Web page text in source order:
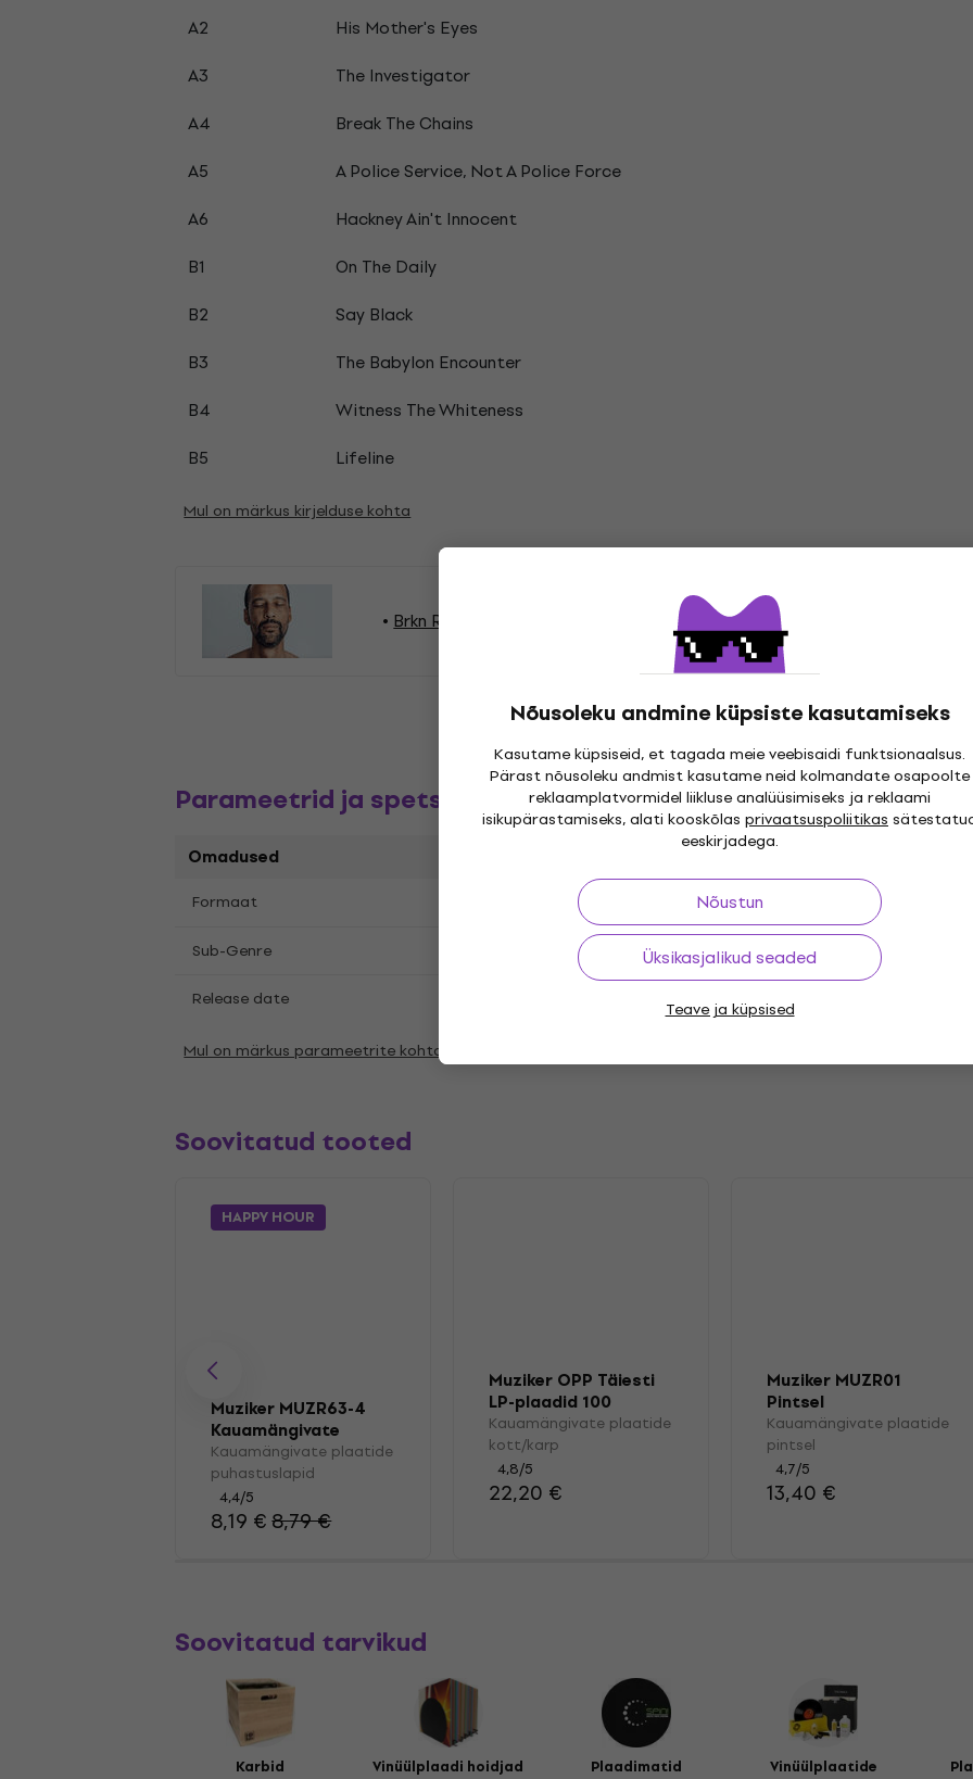
Nõusoleku andmine küpsiste kasutamiseks
Kasutame küpsiseid, et tagada meie veebisaidi funktsionaalsus.
Pärast nõusoleku andmist kasutame neid kolmandate osapoolte
reklaamplatvormidel liikluse analüüsimiseks ja reklaami
isikupärastamiseks, alati kooskõlas privaatsuspoliitikas
eeskirjadega.
Nõustun
Üksikasjalikud seaded
Teave ja küpsised
A2
His Mother's Eyes
A3
The Investigator
A4
Break The Chains
A5
A Police Service, Not A Police Force
A6
Hackney Ain't Innocent
B1
On The Daily
B2
Say Black
B3
The Babylon Encounter
B4
Witness The Whiteness
B5
Lifeline
Mul on märkus kirjelduse kohta
Brkn Record Vinüülplaadid
Parameetrid ja spetsifikatsioonid
Omadused
Formaat
Sub-Genre
Soul
Release year
Release date
Label
Mul on märkus parameetrite kohta
Soovitatud tooted
HAPPY HOUR
Muziker MUZR63-4
Kauamängivate
plaatide
puhastuslapid
Kauamängivate plaatide
puhastuslapid
4,4/5
8,19 €8,79 €
Muziker OPP Täiesti
LP-plaadid 100
Kauamängivate plaatide
kott/karp
4,8/5
22,20 €
Muziker MUZR01
Pintsel
Kauamängivate plaatide
pintsel
4,7/5
13,40 €
Soovitatud tarvikud
Karbid
Vinüülplaadi hoidjad Plaadimatid
Vinüülplaatide